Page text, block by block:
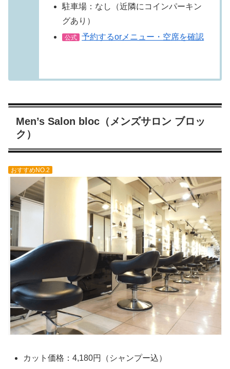
駐車場：なし（近隣にコインパーキン
グあり）
公式 予約するorメニュー・空席を確認
Men’s Salon bloc（メンズサロン ブロッ
ク）
おすすめNO.2
カット価格：4,180円（シャンプー込）